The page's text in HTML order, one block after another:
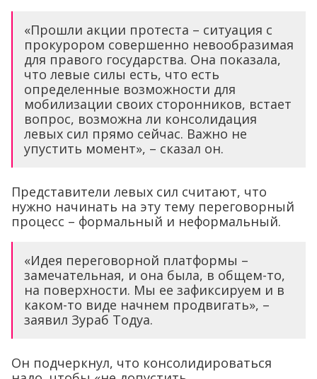
«Прошли акции протеста – ситуация с
прокурором совершенно невообразимая
для правого государства. Она показала,
что левые силы есть, что есть
определенные возможности для
мобилизации своих сторонников, встает
вопрос, возможна ли консолидация
левых сил прямо сейчас. Важно не
упустить момент», – сказал он.
Представители левых сил считают, что
нужно начинать на эту тему переговорный
процесс – формальный и неформальный.
«Идея переговорной платформы –
замечательная, и она была, в общем-то,
на поверхности. Мы ее зафиксируем и в
каком-то виде начнем продвигать», –
заявил Зураб Тодуа.
Он подчеркнул, что консолидироваться